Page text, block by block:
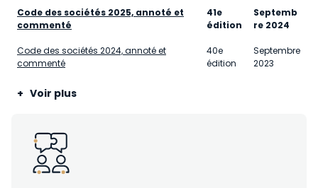
Code des sociétés 2025, annoté et
commenté
41e
édition
Septemb
re 2024
Code des sociétés 2024, annoté et
commenté
40e
édition
Septembre
2023
+ Voir plus